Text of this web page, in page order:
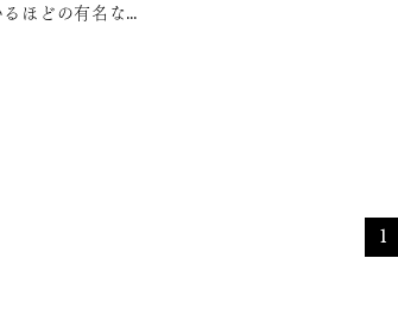
ほどの有名な銘
ます。今回は久
る「久保田 千
1